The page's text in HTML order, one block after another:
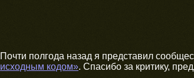
Почти полгода назад я представил
исходным кодом». Спасибо за критику,